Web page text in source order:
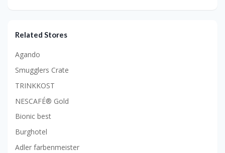
Related Stores
Agando
Smugglers Crate
TRINKKOST
NESCAFÉ® Gold
Bionic best
Burghotel
Adler farbenmeister